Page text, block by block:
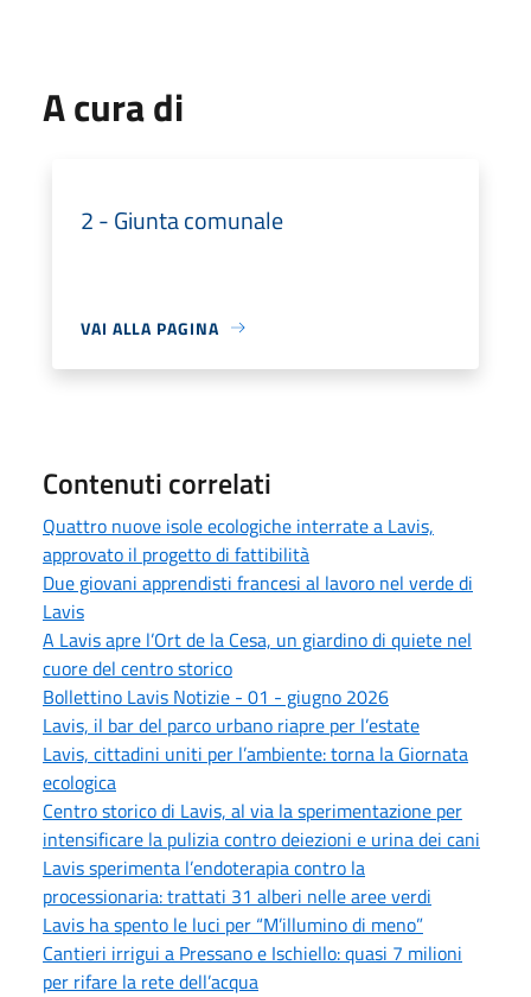
A cura di
2 - Giunta comunale
VAI ALLA PAGINA
Contenuti correlati
Quattro nuove isole ecologiche interrate a Lavis,
approvato il progetto di fattibilità
Due giovani apprendisti francesi al lavoro nel verde di
Lavis
A Lavis apre l’Ort de la Cesa, un giardino di quiete nel
cuore del centro storico
Bollettino Lavis Notizie - 01 - giugno 2026
Lavis, il bar del parco urbano riapre per l’estate
Lavis, cittadini uniti per l’ambiente: torna la Giornata
ecologica
Centro storico di Lavis, al via la sperimentazione per
intensificare la pulizia contro deiezioni e urina dei cani
Lavis sperimenta l’endoterapia contro la
processionaria: trattati 31 alberi nelle aree verdi
Lavis ha spento le luci per “M’illumino di meno”
Cantieri irrigui a Pressano e Ischiello: quasi 7 milioni
per rifare la rete dell’acqua